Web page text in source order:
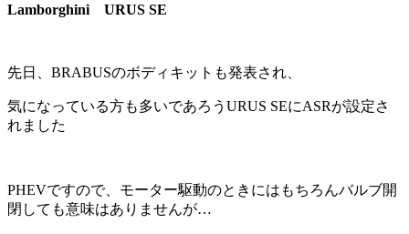
Lamborghini URUS SE
先日、BRABUSのボディキットも発表され、
気になっている方も多いであろうURUS SEにASRが設定さ
れました
PHEVですので、モーター駆動のときにはもちろんバルブ開
閉しても意味はありませんが…